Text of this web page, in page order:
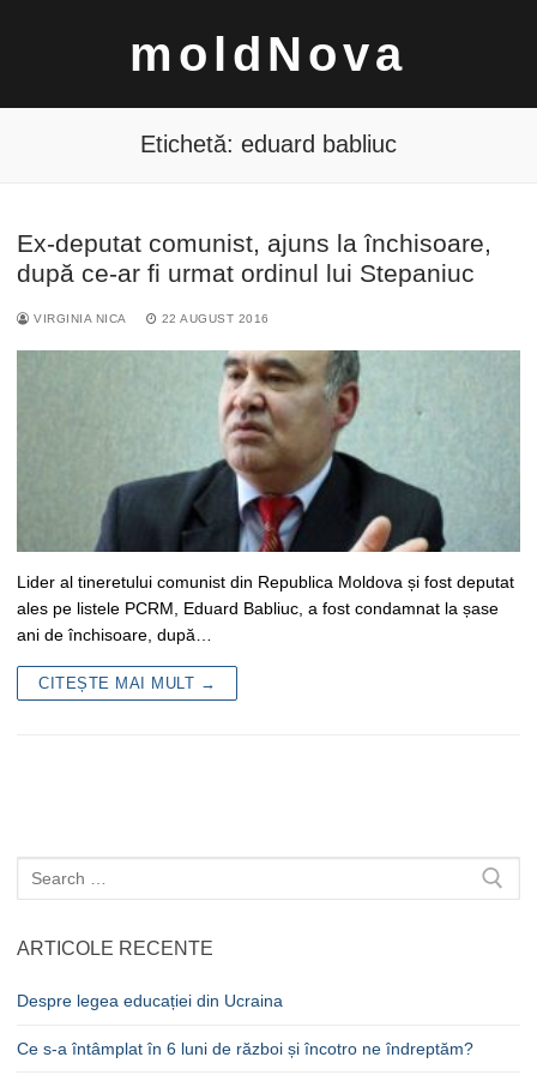
moldNova
Caută
după:
Etichetă: eduard babliuc
Ex-deputat comunist, ajuns la închisoare,
după ce-ar fi urmat ordinul lui Stepaniuc
VIRGINIA NICA 22 AUGUST 2016
Lider al tineretului comunist din Republica Moldova și fost deputat
ales pe listele PCRM, Eduard Babliuc, a fost condamnat la șase
ani de închisoare, după…
CITEȘTE MAI MULT →
Caută
după:
ARTICOLE RECENTE
Despre legea educației din Ucraina
Ce s-a întâmplat în 6 luni de război și încotro ne îndreptăm?